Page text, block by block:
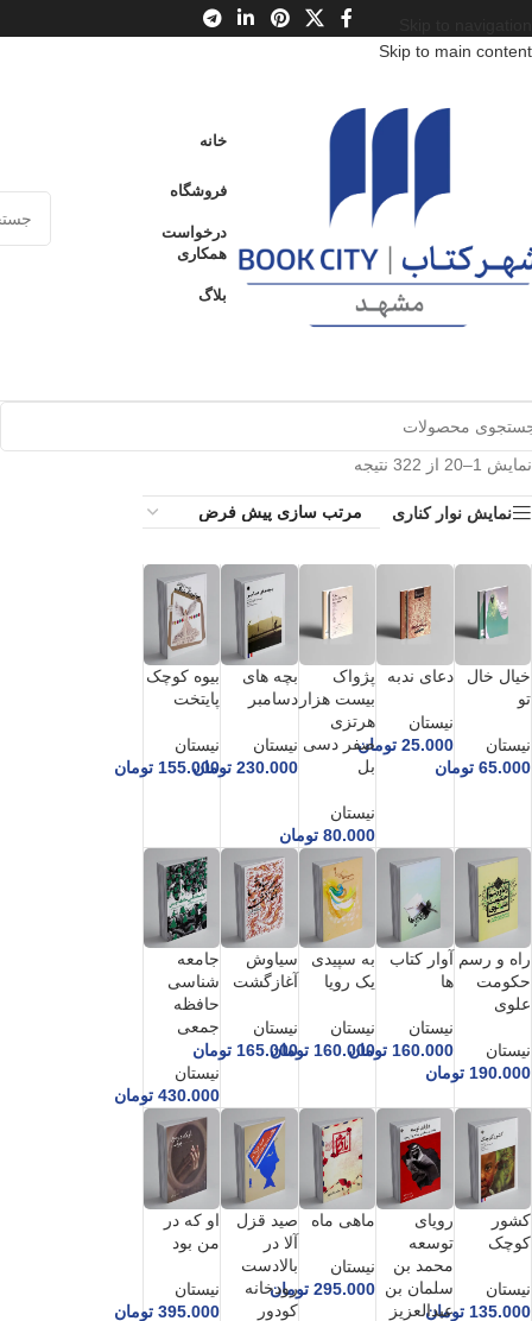
Skip to main content
خانه
فروشگاه
درخواست
همکاری
بلاگ
نمایش 1–20 از 322 نتیجه
نمایش نوار کناری
خیال خال
تو
نیستان
65.000 تومان
دعای ندبه
نیستان
25.000 تومان
پژواک
بیست هزار
هرتزی
صفر دسی
بل
نیستان
80.000 تومان
بچه های
دسامبر
نیستان
230.000 تومان
بیوه کوچک
پایتخت
نیستان
155.000 تومان
راه و رسم
حکومت
علوی
نیستان
190.000 تومان
آوار کتاب
ها
نیستان
160.000 تومان
به سپیدی
یک رویا
نیستان
160.000 تومان
سیاوش
آغازگشت
نیستان
165.000 تومان
جامعه
شناسی
حافظه
جمعی
نیستان
430.000 تومان
کشور
کوچک
نیستان
135.000 تومان
رویای
توسعه
محمد بن
سلمان بن
عبدالعزیز
ماهی ماه
نیستان
295.000 تومان
صید قزل
آلا در
بالادست
رودخانه
کودور
او که در
من بود
نیستان
395.000 تومان